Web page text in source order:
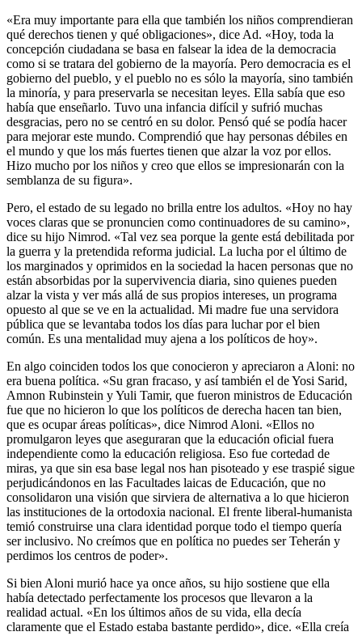
«Era muy importante para ella que también los niños comprendieran
qué derechos tienen y qué obligaciones», dice Ad. «Hoy, toda la
concepción ciudadana se basa en falsear la idea de la democracia
como si se tratara del gobierno de la mayoría. Pero democracia es el
gobierno del pueblo, y el pueblo no es sólo la mayoría, sino también
la minoría, y para preservarla se necesitan leyes. Ella sabía que eso
había que enseñarlo. Tuvo una infancia difícil y sufrió muchas
desgracias, pero no se centró en su dolor. Pensó qué se podía hacer
para mejorar este mundo. Comprendió que hay personas débiles en
el mundo y que los más fuertes tienen que alzar la voz por ellos.
Hizo mucho por los niños y creo que ellos se impresionarán con la
semblanza de su figura».
Pero, el estado de su legado no brilla entre los adultos. «Hoy no hay
voces claras que se pronuncien como continuadores de su camino»,
dice su hijo Nimrod. «Tal vez sea porque la gente está debilitada por
la guerra y la pretendida reforma judicial. La lucha por el último de
los marginados y oprimidos en la sociedad la hacen personas que no
están absorbidas por la supervivencia diaria, sino quienes pueden
alzar la vista y ver más allá de sus propios intereses, un programa
opuesto al que se ve en la actualidad. Mi madre fue una servidora
pública que se levantaba todos los días para luchar por el bien
común. Es una mentalidad muy ajena a los políticos de hoy».
En algo coinciden todos los que conocieron y apreciaron a Aloni: no
era buena política. «Su gran fracaso, y así también el de Yosi Sarid,
Amnon Rubinstein y Yuli Tamir, que fueron ministros de Educación
fue que no hicieron lo que los políticos de derecha hacen tan bien,
que es ocupar áreas políticas», dice Nimrod Aloni. «Ellos no
promulgaron leyes que aseguraran que la educación oficial fuera
independiente como la educación religiosa. Eso fue cortedad de
miras, ya que sin esa base legal nos han pisoteado y ese traspié sigue
perjudicándonos en las Facultades laicas de Educación, que no
consolidaron una visión que sirviera de alternativa a lo que hicieron
las instituciones de la ortodoxia nacional. El frente liberal-humanista
temió construirse una clara identidad porque todo el tiempo quería
ser inclusivo. No creímos que en política no puedes ser Teherán y
perdimos los centros de poder».
Si bien Aloni murió hace ya once años, su hijo sostiene que ella
había detectado perfectamente los procesos que llevaron a la
realidad actual. «En los últimos años de su vida, ella decía
claramente que el Estado estaba bastante perdido», dice. «Ella creía